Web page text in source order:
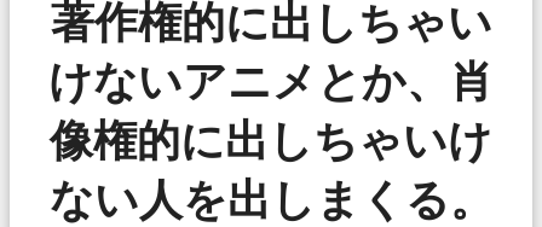
著作権的に出しちゃい
けないアニメとか、肖
像権的に出しちゃいけ
ない人を出しまくる。